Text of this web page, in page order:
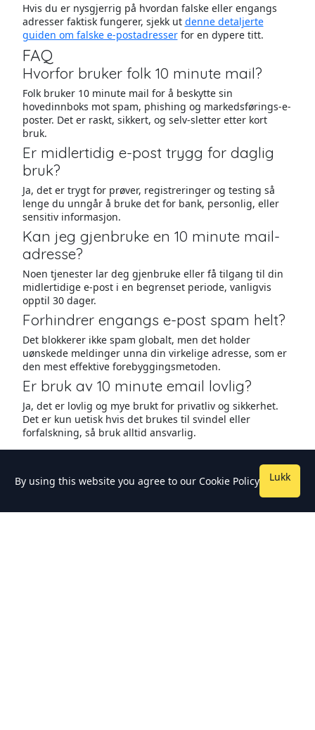
Hvis du er nysgjerrig på hvordan falske eller engangs
adresser faktisk fungerer, sjekk ut denne detaljerte
guiden om falske e-postadresserfor en dypere titt.
FAQ
Hvorfor bruker folk 10 minute mail?
Folk bruker 10 minute mail for å beskytte sin
hovedinnboks mot spam, phishing og markedsførings-e-
poster. Det er raskt, sikkert, og selv-sletter etter kort
bruk.
Er midlertidig e-post trygg for daglig
bruk?
Ja, det er trygt for prøver, registreringer og testing så
lenge du unngår å bruke det for bank, personlig, eller
sensitiv informasjon.
Kan jeg gjenbruke en 10 minute mail-
adresse?
Noen tjenester lar deg gjenbruke eller få tilgang til din
midlertidige e-post i en begrenset periode, vanligvis
opptil 30 dager.
Forhindrer engangs e-post spam helt?
Det blokkerer ikke spam globalt, men det holder
uønskede meldinger unna din virkelige adresse, som er
den mest effektive forebyggingsmetoden.
Er bruk av 10 minute email lovlig?
Ja, det er lovlig og mye brukt for privatliv og sikkerhet.
Det er kun uetisk hvis det brukes til svindel eller
forfalskning, så bruk alltid ansvarlig.
By using this website you agree to our Cookie Policy Lukk